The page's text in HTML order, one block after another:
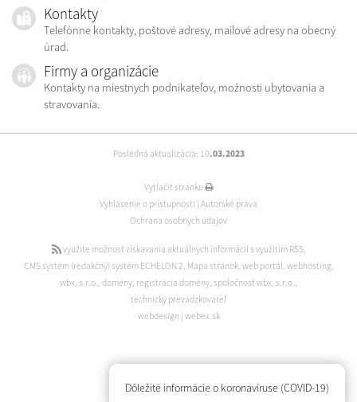
Kontakty
Telefónne kontakty, poštové adresy, mailové adresy na obecný
úrad.
Firmy a organizácie
Kontakty na miestnych podnikateľov, možnosti ubytovania a
stravovania.
Posledná aktualizácia: 10.03.2023
Vytlačiť stránku
Vyhlásenie o prístupnosti Autorské práva
Ochrana osobných údajov
využite možnosť získavania aktuálnych informácií s využitím RSS,
CMS systém (redakčný) systém ECHELON 2, Mapa stránok, web portál , webhosting,
wbx, s.r.o., domény, registrácia domény, spoločnosť wbx, s.r.o.,
technický prevádzkovateľ
webdesign webex.sk
Dôležité informácie o koronavíruse (COVID-19)